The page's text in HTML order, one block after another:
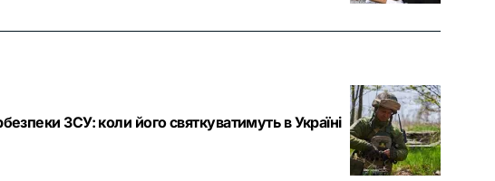
ЗСУ: коли його святкуватимуть в Україні